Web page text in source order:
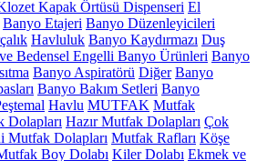
Kapak Örtüsü Dispenseri El
Banyo Etajeri Banyo Düzenleyicileri
Havluluk Banyo Kaydırmazı Duş
ve Bedensel Engelli Banyo Ürünleri Banyo
Banyo Aspiratörü Diğer Banyo
Banyo Bakım Setleri Banyo
Havlu MUTFAK Mutfak
Dolapları Hazır Mutfak Dolapları Çok
Mutfak Dolapları Mutfak Rafları Köşe
Boy Dolabı Kiler Dolabı Ekmek ve